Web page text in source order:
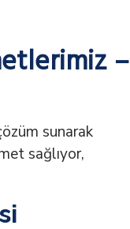
–
sunarak
sağlıyor,